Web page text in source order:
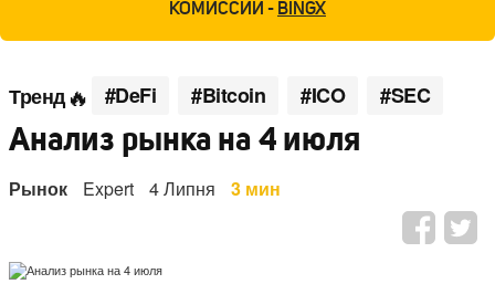
КОМИССИИ - BINGX
Тренд #DeFi #Bitcoin #ICO #SEC
Анализ рынка на 4 июля
Рынок Expert 4 Липня 3 мин